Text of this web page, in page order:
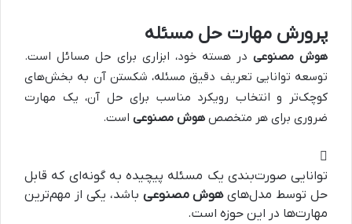
پرورش مهارت حل مسئله
هوش مصنوعی در هسته خود، ابزاری برای حل مسائل است.
توسعه توانایی تعریف دقیق مسئله، شکستن آن به بخش‌های
کوچک‌تر و انتخاب رویکرد مناسب برای حل آن، یک مهارت
ضروری برای هر متخصص هوش مصنوعی است.
توانایی صورت‌بندی یک مسئله پیچیده به گونه‌ای که قابل
حل توسط مدل‌هایهوش مصنوعی باشد، یکی از مهم‌ترین
مهارت‌ها در این حوزه است.